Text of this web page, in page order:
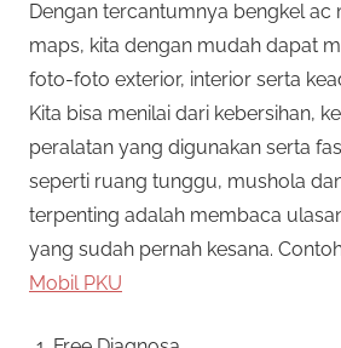
Dengan tercantumnya bengkel ac
maps, kita dengan mudah dapat
foto-foto exterior, interior serta
Kita bisa menilai dari kebersihan,
peralatan yang digunakan serta
seperti ruang tunggu, mushola
terpenting adalah membaca
yang sudah pernah kesana.
Mobil PKU